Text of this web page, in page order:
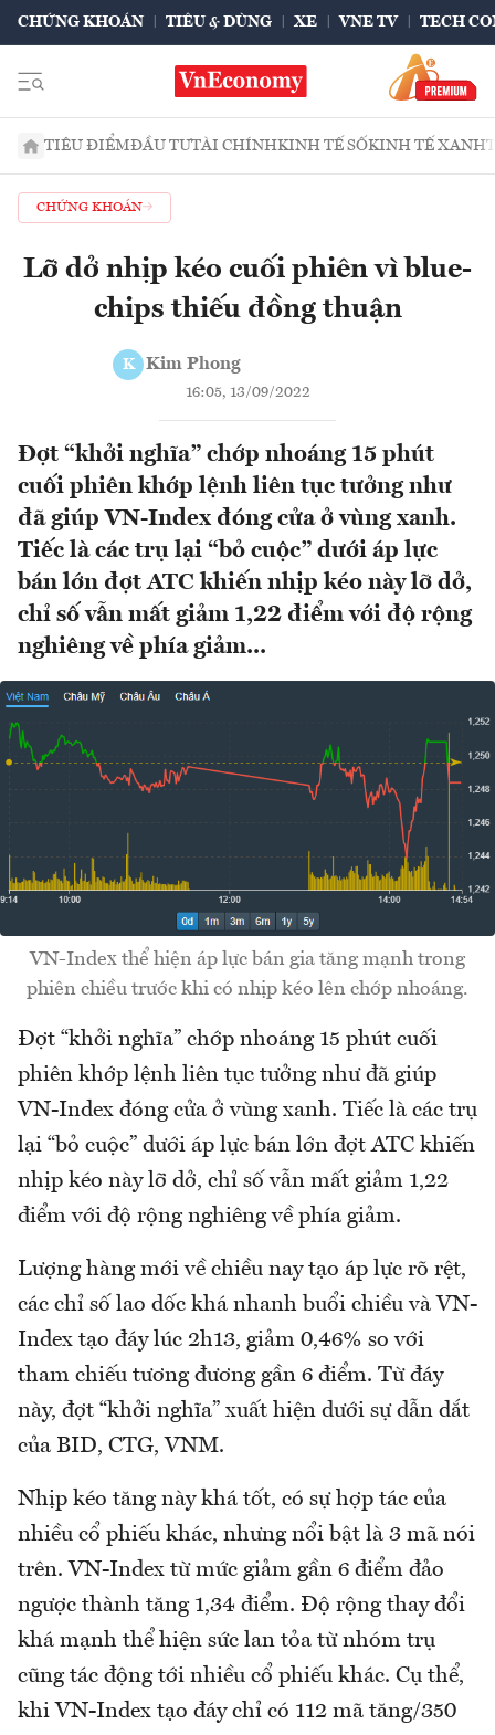
CHỨNG KHOÁN TIÊU & DÙNG XE VNE TV TECH
TIÊU ĐIỂMĐẦU TƯTÀI CHÍNHKINH TẾ SỐKINH TẾ XANH
CHỨNG KHOÁN
Lỡ dở nhịp kéo cuối phiên vì blue-
chips thiếu đồng thuận
K Kim Phong
16:05, 13/09/2022
Đợt “khởi nghĩa” chớp nhoáng 15 phút
cuối phiên khớp lệnh liên tục tưởng như
đã giúp VN-Index đóng cửa ở vùng xanh.
Tiếc là các trụ lại “bỏ cuộc” dưới áp lực
bán lớn đợt ATC khiến nhịp kéo này lỡ dở,
chỉ số vẫn mất giảm 1,22 điểm với độ rộng
nghiêng về phía giảm...
VN-Index thể hiện áp lực bán gia tăng mạnh trong
phiên chiều trước khi có nhịp kéo lên chớp nhoáng.
Đợt “khởi nghĩa” chớp nhoáng 15 phút cuối
phiên khớp lệnh liên tục tưởng như đã giúp
VN-Index đóng cửa ở vùng xanh. Tiếc là các trụ
lại “bỏ cuộc” dưới áp lực bán lớn đợt ATC khiến
nhịp kéo này lỡ dở, chỉ số vẫn mất giảm 1,22
điểm với độ rộng nghiêng về phía giảm.
Lượng hàng mới về chiều nay tạo áp lực rõ rệt,
các chỉ số lao dốc khá nhanh buổi chiều và VN-
Index tạo đáy lúc 2h13, giảm 0,46% so với
tham chiếu tương đương gần 6 điểm. Từ đáy
này, đợt “khởi nghĩa” xuất hiện dưới sự dẫn dắt
của BID, CTG, VNM.
Nhịp kéo tăng này khá tốt, có sự hợp tác của
nhiều cổ phiếu khác, nhưng nổi bật là 3 mã nói
trên. VN-Index từ mức giảm gần 6 điểm đảo
ngược thành tăng 1,34 điểm. Độ rộng thay đổi
khá mạnh thể hiện sức lan tỏa từ nhóm trụ
cũng tác động tới nhiều cổ phiếu khác. Cụ thể,
khi VN-Index tạo đáy chỉ có 112 mã tăng/350